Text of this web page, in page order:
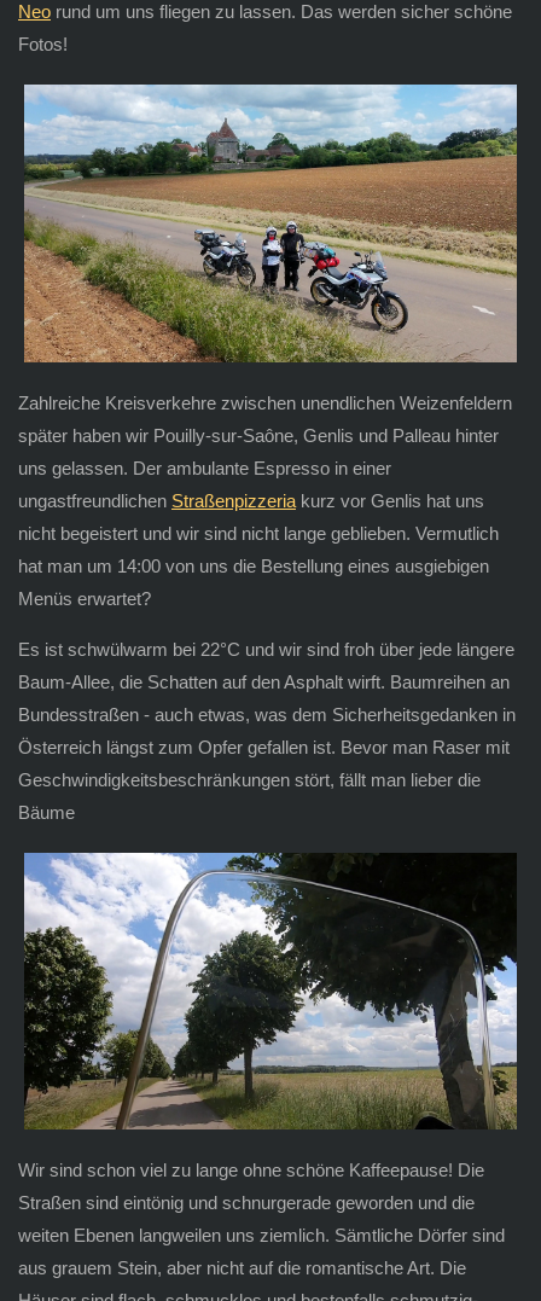
Neorund um uns fliegen zu lassen. Das werden sicher schöne
Fotos!
Zahlreiche Kreisverkehre zwischen unendlichen Weizenfeldern
später haben wir Pouilly-sur-Saône, Genlis und Palleau hinter
uns gelassen. Der ambulante Espresso in einer
ungastfreundlichen Straßenpizzeriakurz vor Genlis hat uns
nicht begeistert und wir sind nicht lange geblieben. Vermutlich
hat man um 14:00 von uns die Bestellung eines ausgiebigen
Menüs erwartet?
Es ist schwülwarm bei 22°C und wir sind froh über jede längere
Baum-Allee, die Schatten auf den Asphalt wirft. Baumreihen an
Bundesstraßen - auch etwas, was dem Sicherheitsgedanken in
Österreich längst zum Opfer gefallen ist. Bevor man Raser mit
Geschwindigkeitsbeschränkungen stört, fällt man lieber die
Bäume
Wir sind schon viel zu lange ohne schöne Kaffeepause! Die
Straßen sind eintönig und schnurgerade geworden und die
weiten Ebenen langweilen uns ziemlich. Sämtliche Dörfer sind
aus grauem Stein, aber nicht auf die romantische Art. Die